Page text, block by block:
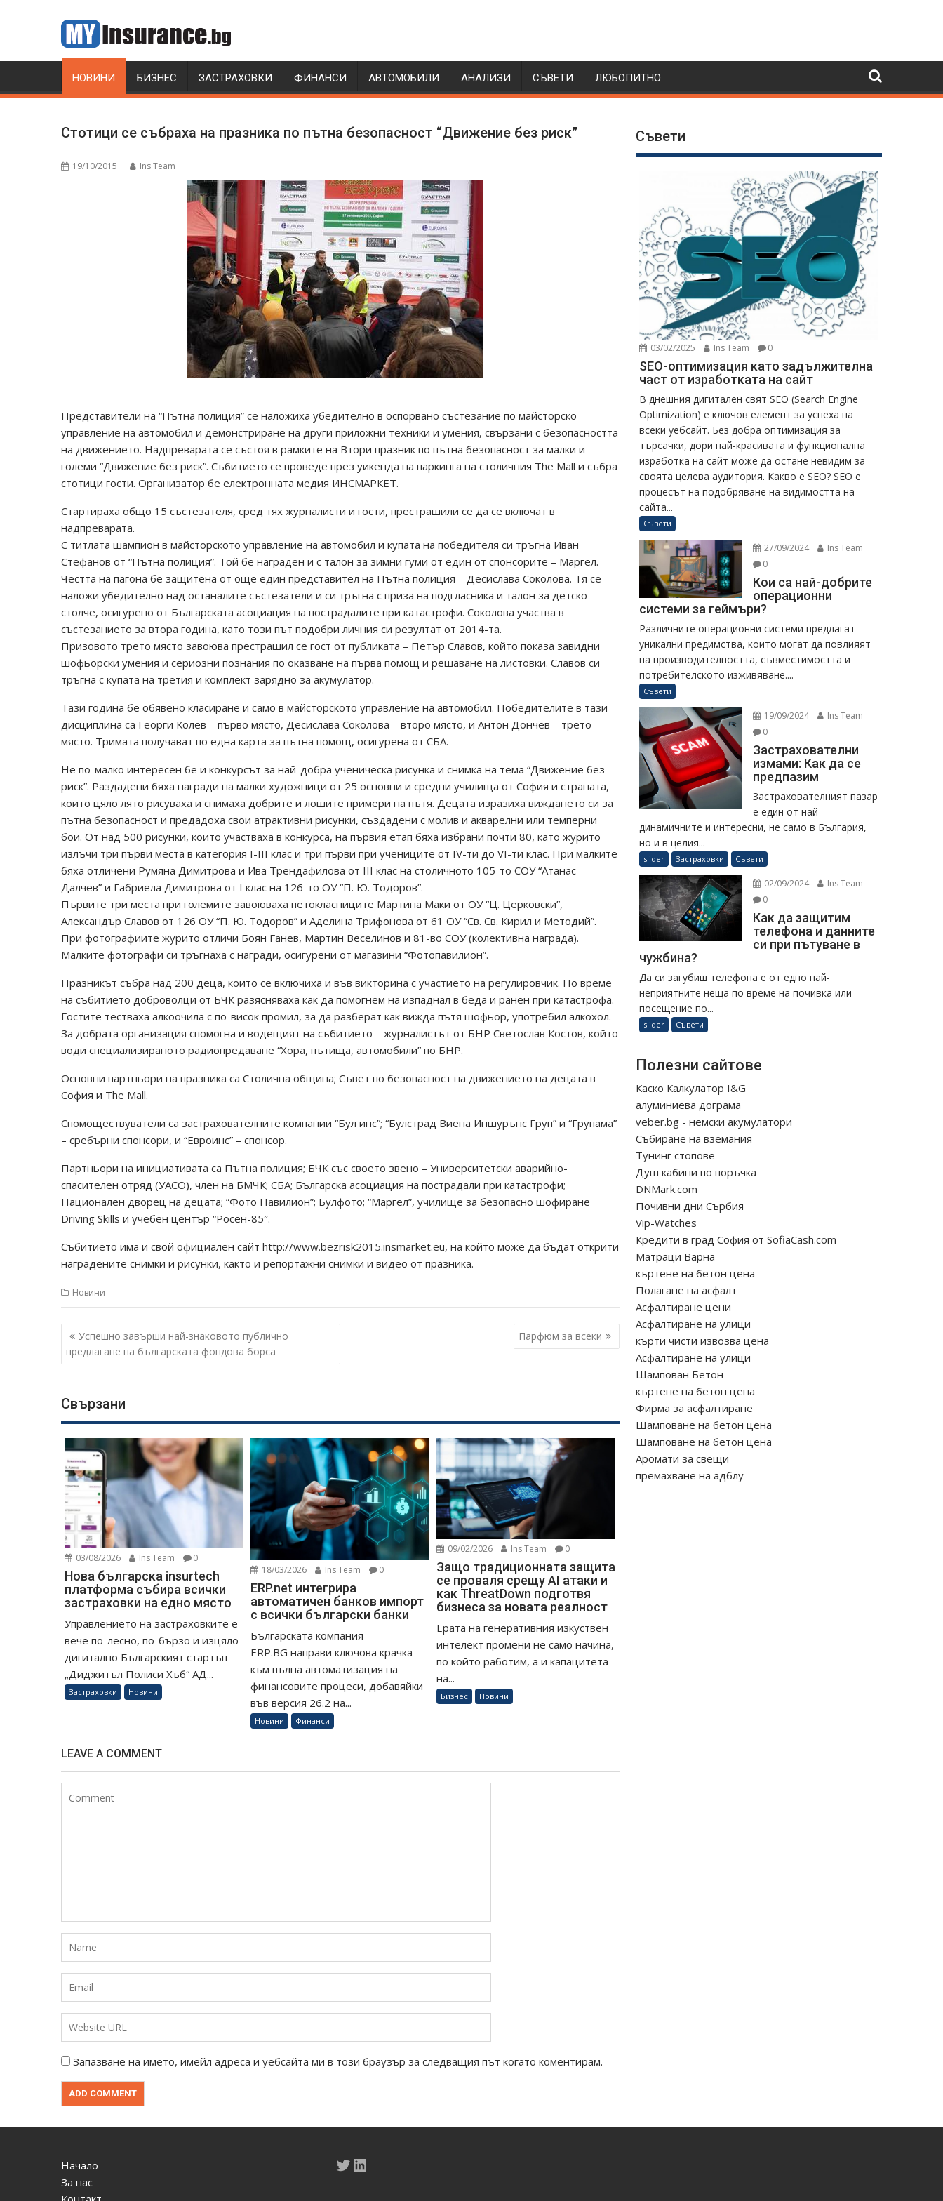
НОВИНИ БИЗНЕС ЗАСТРАХОВКИ ФИНАНСИ АВТОМОБИЛИ АНАЛИЗИ СЪВЕТИ ЛЮБОПИТНО
Стотици се събраха на празника по пътна безопасност “Движение без риск”
19/10/2015 Ins Team
Представители на “Пътна полиция” се наложиха убедително в оспорвано състезание по майсторско
управление на автомобил и демонстриране на други приложни техники и умения, свързани с безопасността
на движението. Надпреварата се състоя в рамките на Втори празник по пътна безопасност за малки и
големи “Движение без риск”. Събитието се проведе през уикенда на паркинга на столичния Thе Mall и събра
стотици гости. Организатор бе електронната медия ИНСМАРКЕТ.
Стартираха общо 15 състезателя, сред тях журналисти и гости, престрашили се да се включат в
надпреварата.
С титлата шампион в майсторското управление на автомобил и купата на победителя си тръгна Иван
Стефанов от “Пътна полиция”. Той бе награден и с талон за зимни гуми от един от спонсорите – Маргел.
Честта на пагона бе защитена от още един представител на Пътна полиция – Десислава Соколова. Тя се
наложи убедително над останалите състезатели и си тръгна с приза на подгласника и талон за детско
столче, осигурено от Българската асоциация на пострадалите при катастрофи. Соколова участва в
състезанието за втора година, като този път подобри личния си резултат от 2014-та.
Призовото трето място завоюва престрашил се гост от публиката – Петър Славов, който показа завидни
шофьорски умения и сериозни познания по оказване на първа помощ и решаване на листовки. Славов си
тръгна с купата на третия и комплект зарядно за акумулатор.
Тази година бе обявено класиране и само в майсторското управление на автомобил. Победителите в тази
дисциплина са Георги Колев – първо място, Десислава Соколова – второ място, и Антон Дончев – трето
място. Тримата получават по една карта за пътна помощ, осигурена от СБА.
Не по-малко интересен бе и конкурсът за най-добра ученическа рисунка и снимка на тема “Движение без
риск”. Раздадени бяха награди на малки художници от 25 основни и средни училища от София и страната,
които цяло лято рисуваха и снимаха добрите и лошите примери на пътя. Децата изразиха виждането си за
пътна безопасност и предадоха свои атрактивни рисунки, създадени с молив и акварелни или темперни
бои. От над 500 рисунки, които участваха в конкурса, на първия етап бяха избрани почти 80, като журито
излъчи три първи места в категория І-ІІІ клас и три първи при учениците от ІV-ти до VІ-ти клас. При малките
бяха отличени Румяна Димитрова и Ива Трендафилова от ІІІ клас на столичното 105-то СОУ “Атанас
Далчев” и Габриела Димитрова от І клас на 126-то ОУ “П. Ю. Тодоров”.
Първите три места при големите завоюваха петокласниците Мартина Маки от ОУ “Ц. Церковски”,
Александър Славов от 126 ОУ “П. Ю. Тодоров” и Аделина Трифонова от 61 ОУ “Св. Св. Кирил и Методий”.
При фотографиите журито отличи Боян Ганев, Мартин Веселинов и 81-во СОУ (колективна награда).
Малките фотографи си тръгнаха с награди, осигурени от магазини “Фотопавилион”.
Празникът събра над 200 деца, които се включиха и във викторина с участието на регулировчик. По време
на събитието доброволци от БЧК разясняваха как да помогнем на изпаднал в беда и ранен при катастрофа.
Гостите тестваха алкоочила с по-висок промил, за да разберат как вижда пътя шофьор, употребил алкохол.
За добрата организация спомогна и водещият на събитието – журналистът от БНР Светослав Костов, който
води специализираното радиопредаване “Хора, пътища, автомобили” по БНР.
Основни партньори на празника са Столична община; Съвет по безопасност на движението на децата в
София и The Mall.
Спомоществуватели са застрахователните компании “Бул инс”; “Булстрад Виена Иншурънс Груп” и “Групама”
– сребърни спонсори, и “Евроинс” – спонсор.
Партньори на инициативата са Пътна полиция; БЧК със своето звено – Университетски аварийно-
спасителен отряд (УАСО), член на БМЧК; СБА; Българска асоциация на пострадали при катастрофи;
Национален дворец на децата; “Фото Павилион”; Булфото; “Маргел”, училище за безопасно шофиране
Driving Skills и учебен център “Росен-85″.
Събитието има и свой официален сайт http://www.bezrisk2015.insmarket.eu, на който може да бъдат открити
наградените снимки и рисунки, както и репортажни снимки и видео от празника.
Новини
Навигация
Успешно завърши най-знаковото публично
предлагане на българската фондова борса
Парфюм за всеки
Свързани
03/08/2026 Ins Team 0
Нова българска insurtech
платформа събира всички
застраховки на едно място
Управлението на застраховките е
вече по-лесно, по-бързо и изцяло
дигитално Българският стартъп
„Диджитъл Полиси Хъб“ АД...
Застраховки Новини
18/03/2026 Ins Team 0
ERP.net интегрира
автоматичен банков импорт
с всички български банки
Българската компания
ERP.BG направи ключова крачка
към пълна автоматизация на
финансовите процеси, добавяйки
във версия 26.2 на...
Новини Финанси
09/02/2026 Ins Team 0
Защо традиционната защита
се проваля срещу AI атаки и
как ThreatDown подготвя
бизнеса за новата реалност
Ерата на генеративния изкуствен
интелект промени не само начина,
по който работим, а и капацитета
на...
Бизнес Новини
LEAVE A COMMENT
Запазване на името, имейл адреса и уебсайта ми в този браузър за следващия път когато коментирам.
Съвети
03/02/2025 Ins Team 0
SEO-оптимизация като задължителна
част от изработката на сайт
В днешния дигитален свят SEO (Search Engine
Optimization) е ключов елемент за успеха на
всеки уебсайт. Без добра оптимизация за
търсачки, дори най-красивата и функционална
изработка на сайт може да остане невидим за
своята целева аудитория. Какво е SEO? SEO е
процесът на подобряване на видимостта на
сайта...
Съвети
27/09/2024
Ins Team
0
Кои са най-добрите
операционни
системи за геймъри?
Различните операционни системи предлагат
уникални предимства, които могат да повлияят
на производителността, съвместимостта и
потребителското изживяване....
Съвети
19/09/2024
Ins Team
0
Застрахователни
измами: Как да се
предпазим
Застрахователният пазар
е един от най-
динамичните и интересни, не само в България,
но и в целия...
slider Застраховки Съвети
02/09/2024
Ins Team
0
Как да защитим
телефона и данните
си при пътуване в
чужбина?
Да си загубиш телефона е от едно най-
неприятните неща по време на почивка или
посещение по...
slider Съвети
Полезни сайтове
Каско Калкулатор I&G
алуминиева дограма
veber.bg - немски акумулатори
Събиране на вземания
Тунинг стопове
Душ кабини по поръчка
DNMark.com
Почивни дни Сърбия
Vip-Watches
Кредити в град София от SofiaCash.com
Матраци Варна
къртене на бетон цена
Полагане на асфалт
Асфалтиране цени
Асфалтиране на улици
кърти чисти извозва цена
Асфалтиране на улици
Щампован Бетон
къртене на бетон цена
Фирма за асфалтиране
Щамповане на бетон цена
Щамповане на бетон цена
Аромати за свещи
премахване на адблу
Начало
За нас
Twitter
LinkedIn